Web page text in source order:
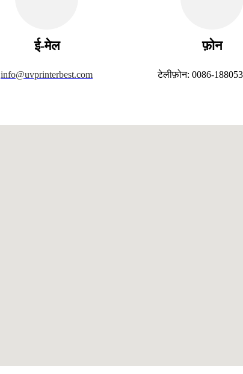
ई-मेल
info@uvprinterbest.com
फ़ोन
टेलीफ़ोन: 0086-